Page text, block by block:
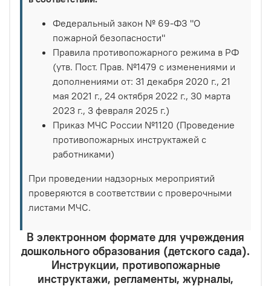
Федеральный закон № 69-ФЗ "О
пожарной безопасности"
Правила противопожарного режима в РФ
(утв. Пост. Прав. №1479 с изменениями и
дополнениями от: 31 декабря 2020 г., 21
мая 2021 г., 24 октября 2022 г., 30 марта
2023 г., 3 февраля 2025 г.)
Приказ МЧС России №1120 (Проведение
противопожарных инструктажей с
работниками)
При проведении надзорных мероприятий
проверяются в соответствии с проверочными
листами МЧС.
В электронном формате для учреждения
дошкольного образования (детского сада).
Инструкции, противопожарные
инструктажи, регламенты, журналы,